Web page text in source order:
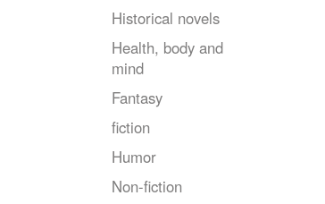
Historical novels
Health, body and
mind
Fantasy
fiction
Humor
Non-fiction